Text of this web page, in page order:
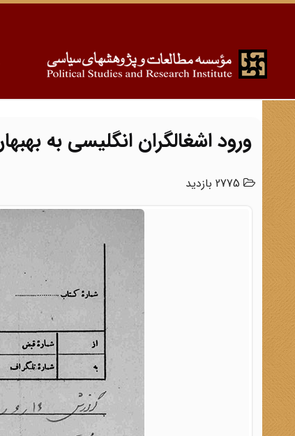
ورود اشغالگران انگلیسی به